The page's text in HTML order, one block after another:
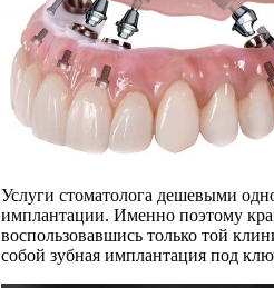
Услуги стоматолога дешевыми
имплантации. Именно поэтому
воспользовавшись только той
собой зубная имплантация под